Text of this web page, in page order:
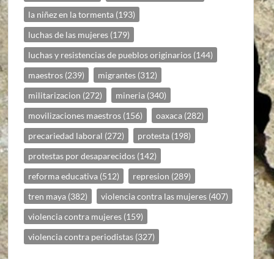
la niñez en la tormenta (193)
luchas de las mujeres (179)
luchas y resistencias de pueblos originarios (144)
maestros (239) migrantes (312)
militarizacion (272) mineria (340)
movilizaciones maestros (156) oaxaca (282)
precariedad laboral (272) protesta (198)
protestas por desaparecidos (142)
reforma educativa (512) represion (289)
tren maya (382) violencia contra las mujeres (407)
violencia contra mujeres (159)
violencia contra periodistas (327)